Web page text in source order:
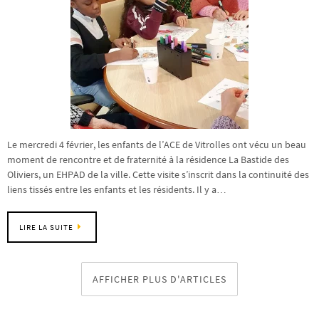
Le mercredi 4 février, les enfants de l’ACE de Vitrolles ont vécu un beau
moment de rencontre et de fraternité à la résidence La Bastide des
Oliviers, un EHPAD de la ville. Cette visite s’inscrit dans la continuité des
liens tissés entre les enfants et les résidents. Il y a…
LIRE LA SUITE
AFFICHER PLUS D'ARTICLES